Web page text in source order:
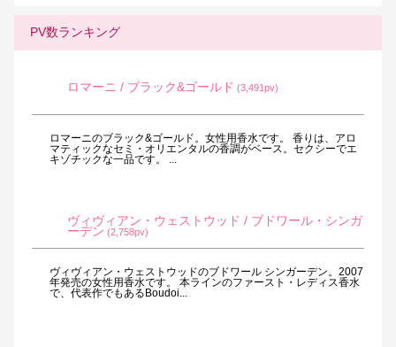
PV数ランキング
ロマーニ / ブラック&ゴールド (3,491pv)
ロマーニのブラック&ゴールド。女性用香水です。 香りは、アロ
マティックなセミ・オリエンタルの香調がベース。セクシーでエ
キゾチックな一品です。 ...
ヴィヴィアン・ウェストウッド / ブドワール・シンガ
ーデン (2,758pv)
ヴィヴィアン・ウェストウッドのブドワール シンガーデン。2007
年発売の女性用香水です。 本ラインのファースト・レディス香水
で、代表作でもあるBoudoi...